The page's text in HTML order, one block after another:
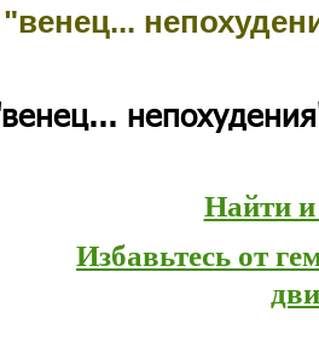
"венец...
Найти и
Избавьтесь от